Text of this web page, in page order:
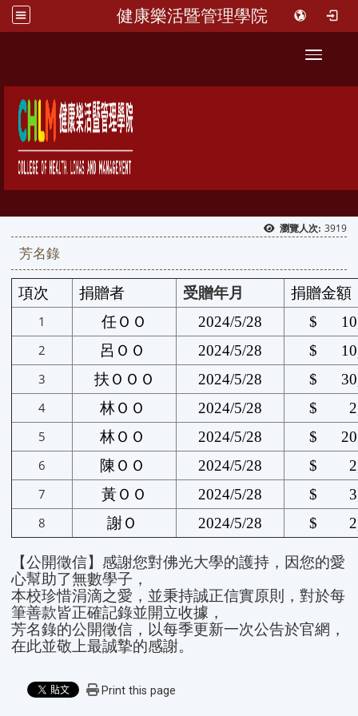
健康樂活暨管理學院
Toggle
瀏覽人次: 3919
芳名錄
項次 捐贈者 受贈年月 捐贈金額
1 任ＯＯ 2024/5/28 $
2 呂ＯＯ 2024/5/28 $
3 扶ＯＯＯ 2024/5/28 $
4 林ＯＯ 2024/5/28 $
5 林ＯＯ 2024/5/28 $
6 陳ＯＯ 2024/5/28 $
7 黃ＯＯ 2024/5/28 $
8 謝Ｏ 2024/5/28 $
【公開徵信】感謝您對佛光大學的護持，因您的愛
心幫助了無數學子，
本校珍惜涓滴之愛，並秉持誠正信實原則，對於每
筆善款皆正確記錄並開立收據，
芳名錄的公開徵信，以每季更新一次公告於官網，
在此並敬上最誠摯的感謝。
Print this page